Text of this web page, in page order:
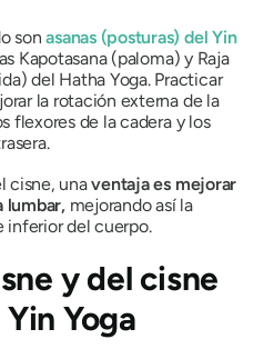
sonasanas(posturas) del Yin
Kapotasana (paloma) y Raja
del Hatha Yoga. Practicar
la rotación externa de la
flexores de la cadera y los
cisne, unaventaja es mejorar
lumbar,mejorando así la
inferior del cuerpo.
y del cisne
Yoga